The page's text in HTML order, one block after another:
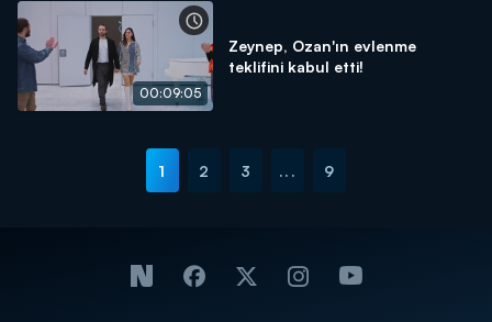
00:09:05
Zeynep, Ozan'ın evlenme
teklifini kabul etti!
1 2 3 ... 9